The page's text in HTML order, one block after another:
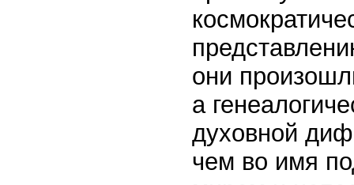
они
а
духовной
чем во имя